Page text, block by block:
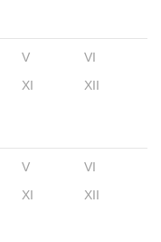
V
VI
XI XII
V
VI
XI XII